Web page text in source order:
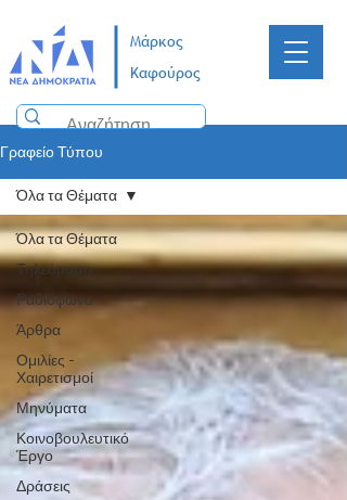
Μάρκος
Καφούρος
Γραφείο Τύπου
Όλα τα Θέματα
Τηλεόραση
Ραδιόφωνο
Άρθρα
Ομιλίες -
Χαιρετισμοί
Μηνύματα
Κοινοβουλευτικό
Έργο
Δράσεις
Όλα τα Θέματα